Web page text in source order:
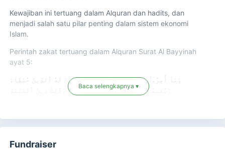
Kewajiban ini tertuang dalam Alquran dan hadits, dan
menjadi salah satu pilar penting dalam sistem ekonomi
Islam.
Perintah zakat tertuang dalam Alquran Surat Al Bayyinah
ayat 5:
وَمَآ أُمِرُوٓا۟ إِلَّا لِيَعْبُدُوا۟ ٱللَّهَ مُخْلِصِينَ لَهُ ٱلدِّينَ حُنَفَآءَ
وَيُقِيمُوا۟ ٱلصَّلَوٰةَ وَيُؤْتُوا۟ ٱلزَّكَوٰةَ ۚ وَذَٰلِكَ دِينُ ٱلْقَيِّمَةِ
ḥunafā`a wa yuqīmuṣ-ṣalāta wa yu`tuz-zakāta wa żālika
dīnul-qayyimah
Artinya: “Padahal mereka tidak disuruh kecuali supaya
Baca selengkapnya ▾
Fundraiser